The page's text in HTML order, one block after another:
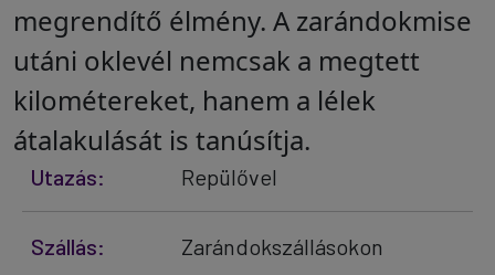
megrendítő élmény. A zarándokmise
utáni oklevél nemcsak a megtett
kilométereket, hanem a lélek
átalakulását is tanúsítja.
Utazás: Repülővel
Szállás: Zarándokszállásokon